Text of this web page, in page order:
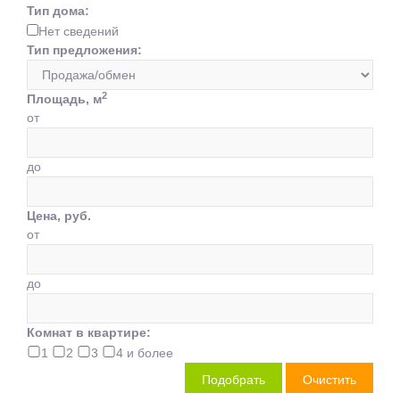
Тип дома:
Нет сведений
Тип предложения:
Площадь, м2
от
до
Цена, руб.
от
до
Комнат в квартире:
1
2 3 4 и более